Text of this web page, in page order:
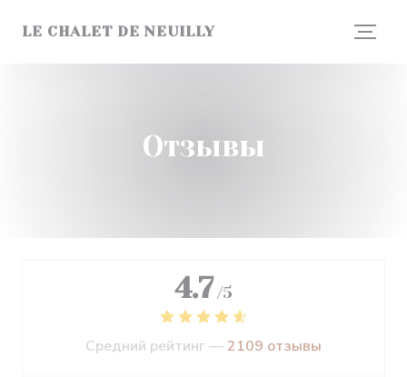
LE CHALET DE NEUILLY
Отзывы
4.7 /5
Средний рейтинг —2109 отзывы